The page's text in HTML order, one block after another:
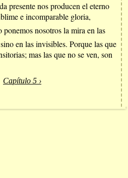
presente nos producen el eterno
e incomparable gloria,
ponemos nosotros la mira en las
en las invisibles. Porque las que
mas las que no se ven, son
Capítulo 5 ›